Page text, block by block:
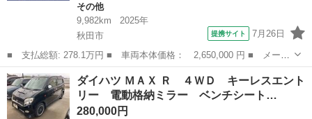
その他
9,982km
2025年
秋田市
提携サイト 7月26日
■ 支払総額: 278.1万円 ■ 車両本体価格： 2,650,000 円 ■ メーカ
ー名： ダイハツ ■ 車種名： ロッキー ■ グレード名： プレミ
アムＧ ４ＷＤ 純正ナビ バックカメラ アラウンドビューモニタ
ー フル...
秋田 秋田市 その他
ダイハツ ＭＡＸ Ｒ ４ＷＤ キーレスエント
リー 電動格納ミラー ベンチシート…
280,000円